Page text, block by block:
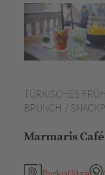
TÜRKISCHES
BRUNCH /
Marmaris